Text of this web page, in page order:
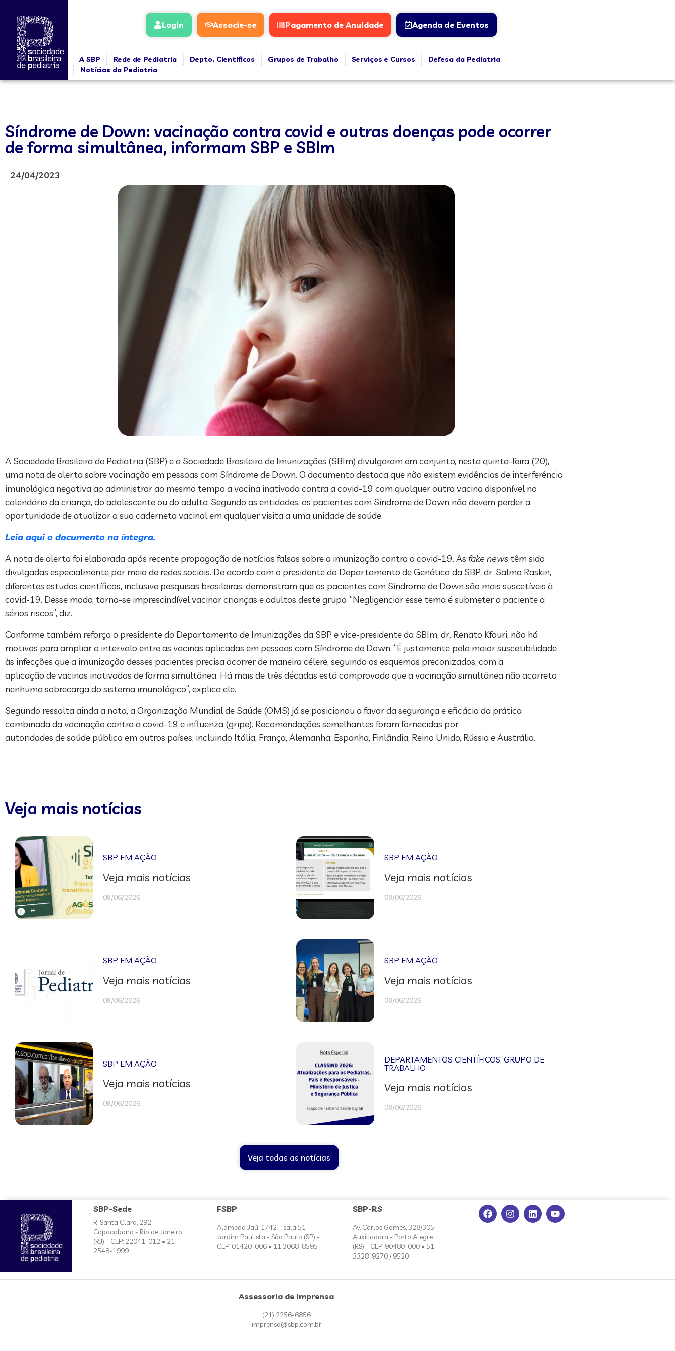
Login Associe-se Pagamento de Anuidade Agenda de Eventos
A SBP Rede de Pediatria Depto. Científicos Grupos de Trabalho Serviços e Cursos
Defesa da Pediatria
Notícias da Pediatria
Síndrome de Down: vacinação contra covid e outras doenças pode ocorrer
de forma simultânea, informam SBP e SBIm
24/04/2023
A Sociedade Brasileira de Pediatria (SBP) e a Sociedade Brasileira de Imunizações (SBIm) divulgaram em conjunto, nesta quinta-feira (20),
uma nota de alerta sobre vacinação em pessoas com Síndrome de Down. O documento destaca que não existem evidências de interferência
imunológica negativa ao administrar ao mesmo tempo a vacina inativada contra a covid-19 com qualquer outra vacina disponível no
calendário da criança, do adolescente ou do adulto. Segundo as entidades, os pacientes com Síndrome de Down não devem perder a
oportunidade de atualizar a sua caderneta vacinal em qualquer visita a uma unidade de saúde.
Leia aquio documento na íntegra.
A nota de alerta foi elaborada após recente propagação de notícias falsas sobre a imunização contra a covid-19. As fake news têm sido
divulgadas especialmente por meio de redes sociais. De acordo com o presidente do Departamento de Genética da SBP, dr. Salmo Raskin,
diferentes estudos científicos, inclusive pesquisas brasileiras, demonstram que os pacientes com Síndrome de Down são mais suscetíveis à
covid-19. Desse modo, torna-se imprescindível vacinar crianças e adultos deste grupo. “Negligenciar esse tema é submeter o paciente a
sérios riscos”, diz.
Conforme também reforça o presidente do Departamento de Imunizações da SBP e vice-presidente da SBIm, dr. Renato Kfouri, não há
motivos para ampliar o intervalo entre as vacinas aplicadas em pessoas com Síndrome de Down. “É justamente pela maior suscetibilidade
às infecções que a imunização desses pacientes precisa ocorrer de maneira célere, seguindo os esquemas preconizados, com a
aplicação de vacinas inativadas de forma simultânea. Há mais de três décadas está comprovado que a vacinação simultânea não acarreta
nenhuma sobrecarga do sistema imunológico”, explica ele.
Segundo ressalta ainda a nota, a Organização Mundial de Saúde (OMS) já se posicionou a favor da segurança e eficácia da prática
combinada da vacinação contra a covid-19 e influenza (gripe). Recomendações semelhantes foram fornecidas por
autoridades de saúde pública em outros países, incluindo Itália, França, Alemanha, Espanha, Finlândia, Reino Unido, Rússia e Austrália.
Veja mais notícias
SBP EM AÇÃO
Veja mais notícias
08/06/2026
SBP EM AÇÃO
Veja mais notícias
08/06/2026
SBP EM AÇÃO
Veja mais notícias
08/06/2026
SBP EM AÇÃO
Veja mais notícias
08/06/2026
SBP EM AÇÃO
Veja mais notícias
08/06/2026
DEPARTAMENTOS CIENTÍFICOS,GRUPO DE
TRABALHO
Veja mais notícias
08/06/2026
Veja todas as notícias
SBP-Sede
R. Santa Clara, 292
Copacabana - Rio de Janeiro
(RJ) - CEP: 22041-012 • 21
2548-1999
FSBP
Alameda Jaú, 1742 – sala 51 -
Jardim Paulista - São Paulo (SP) -
CEP: 01420-006 • 11 3068-8595
SBP-RS
Av. Carlos Gomes, 328/305 -
Auxiliadora - Porto Alegre
(RS) - CEP: 90480-000 • 51
3328-9270 / 9520
Assessoria de Imprensa
(21) 2256-6856
imprensa@sbp.com.br